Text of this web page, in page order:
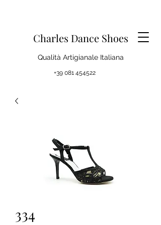
Charles Dance Shoes
Qualità Artigianale Italiana
+39 081 454522
334